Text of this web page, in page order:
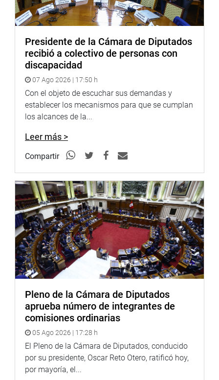
También han confirmado su asistencia Saber Chowdhury,
presidente de la UIP; Amal Al Qubaisi, presidenta del
Matvienko, Presidenta del Consejo de la Federación
(Federación de Rusia), y otras personalidades.
PRENSA-CONGRESO
Presidente de la Cámara de Diputados
recibió a colectivo de personas con
discapacidad
07 Ago 2026 | 17:50 h
Con el objeto de escuchar sus demandas y
establecer los mecanismos para que se cumplan
los alcances de la...
Leer más >
Compartir
Pleno de la Cámara de Diputados
aprueba número de integrantes de
comisiones ordinarias
05 Ago 2026 | 17:28 h
El Pleno de la Cámara de Diputados, conducido
por su presidente, Oscar Reto Otero, ratificó hoy,
por mayoría, el...